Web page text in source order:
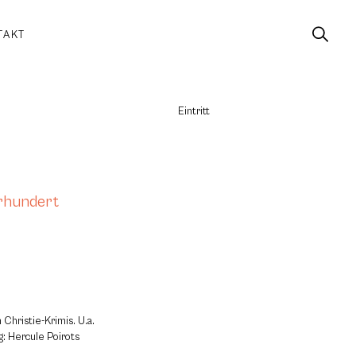
Eintritt
Krimis. U.a.
Hercule Poirots